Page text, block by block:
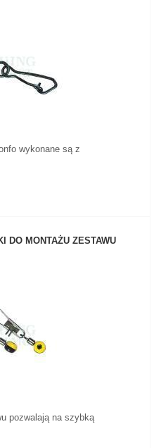
wykonane są z
DO MONTAŻU ZESTAWU
pozwalają na szybką